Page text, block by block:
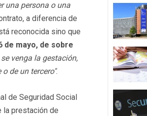
una persona o una
a diferencia de
reconocida sino que
de mayo, de sobre
venga la gestación,
de un tercero".
de Seguridad Social
la prestación de